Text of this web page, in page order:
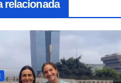
relacionada